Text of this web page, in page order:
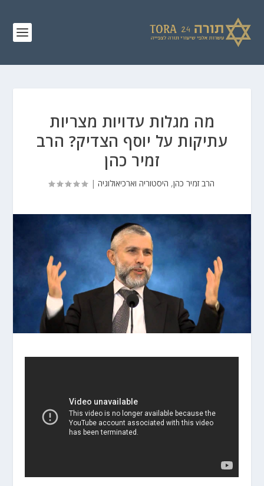
מה מגלות עדויות מצריות
עתיקות על יוסף הצדיק? הרב
זמיר כהן
הרב זמיר כהן, היסטוריה וארכיאולוגיה |